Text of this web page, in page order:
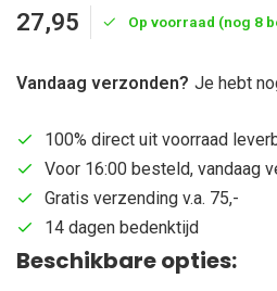
27,95 Op voorraad (nog 8
Vandaag verzonden? Je hebt
100% direct uit voorraad
Voor 16:00 besteld, vandaag
Gratis verzending v.a. 75,-
14 dagen bedenktijd
Beschikbare opties: